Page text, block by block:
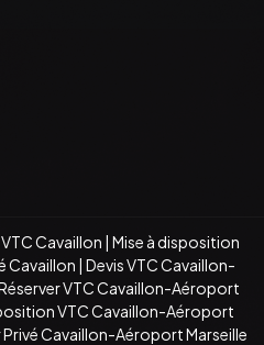
Cavaillon | Mise à disposition
Cavaillon | Devis VTC Cavaillon-
VTC Cavaillon-Aéroport
VTC Cavaillon-Aéroport
Cavaillon-Aéroport Marseille